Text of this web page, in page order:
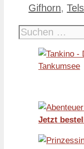
Gifhorn,
Suche
Jetzt